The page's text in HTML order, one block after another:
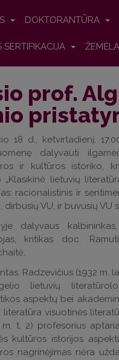
DOKTORANTŪRA
prof.
18 d., ketvirtadienį,
dalyvauti
ir kultūros istoriko,
„Klasikinė lietuvių
racionalistinis ir
dirbusių VU, ir buvusių VU
dalyvaus
kritikas doc.
Radzevičius (1932 m.
lietuvių
aspektų bei
literatūra visuotinės
m. t. 2) profesorius
kultūros istorijos
nagrinėjimas nėra